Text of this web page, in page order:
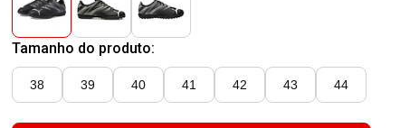
Tamanho do produto:
38 39 40 41 42 43 44